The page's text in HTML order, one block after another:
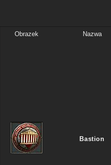
Obrazek Nazwa
Bastion